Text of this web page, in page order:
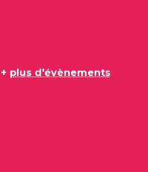
+ plus d'évènements